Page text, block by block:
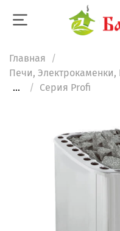
Главная
Печи,
...
Серия Profi